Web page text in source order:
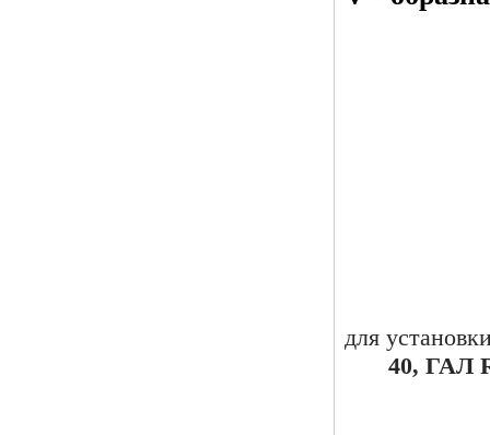
для
40, ГАЛ